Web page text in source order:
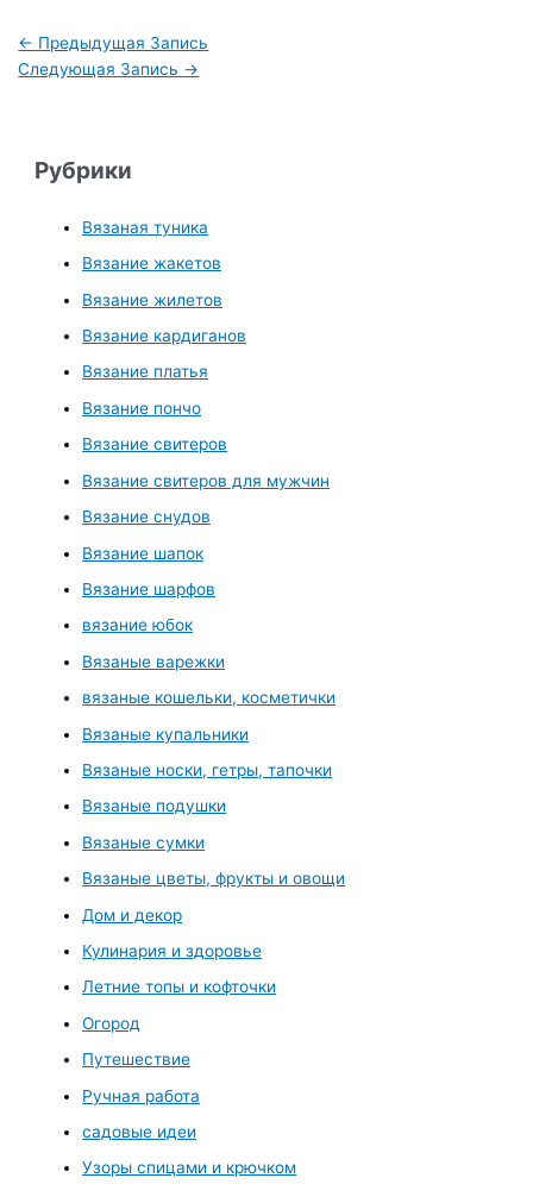
← Предыдущая Запись
Следующая Запись →
Рубрики
Вязаная туника
Вязание жакетов
Вязание жилетов
Вязание кардиганов
Вязание платья
Вязание пончо
Вязание свитеров
Вязание свитеров для мужчин
Вязание снудов
Вязание шапок
Вязание шарфов
вязание юбок
Вязаные варежки
вязаные кошельки, косметички
Вязаные купальники
Вязаные носки, гетры, тапочки
Вязаные подушки
Вязаные сумки
Вязаные цветы, фрукты и овощи
Дом и декор
Кулинария и здоровье
Летние топы и кофточки
Огород
Путешествие
Ручная работа
садовые идеи
Узоры спицами и крючком